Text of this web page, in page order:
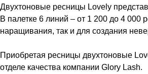
Двухтоновые ресницы Lovely
В палетке 6 линий – от 1 200 до 4 000
наращивания, так и для создания
Приобретая ресницы двухтоновые
отделе качества компании Glory Lash.